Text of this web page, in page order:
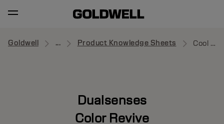
Goldwell ... Product Knowledge Sheets Cool Blonde Shampoo
Dualsenses
Color Revive